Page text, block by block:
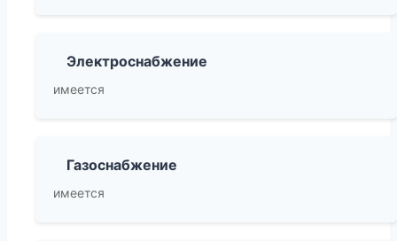
Электроснабжение
имеется
Газоснабжение
имеется